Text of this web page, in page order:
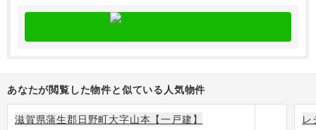
あなたが閲覧した物件と似ている人気物件
滋賀県蒲生郡日野町大字山本【一戸建】 レ